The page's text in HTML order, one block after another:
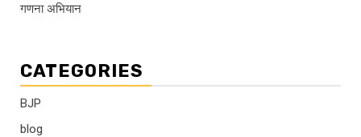
गणना अभियान
CATEGORIES
BJP
blog